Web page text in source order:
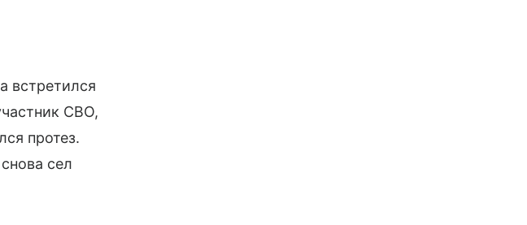
встретился
СВО,
протез.
сел